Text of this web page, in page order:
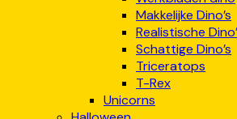
Makkelijke Dino’s
Realistische
Schattige Dino’s
Triceratops
T-Rex
Unicorns